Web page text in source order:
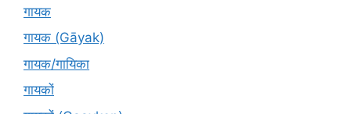
गायक
गायक (Gāyak)
गायक/गायिका
गायकों